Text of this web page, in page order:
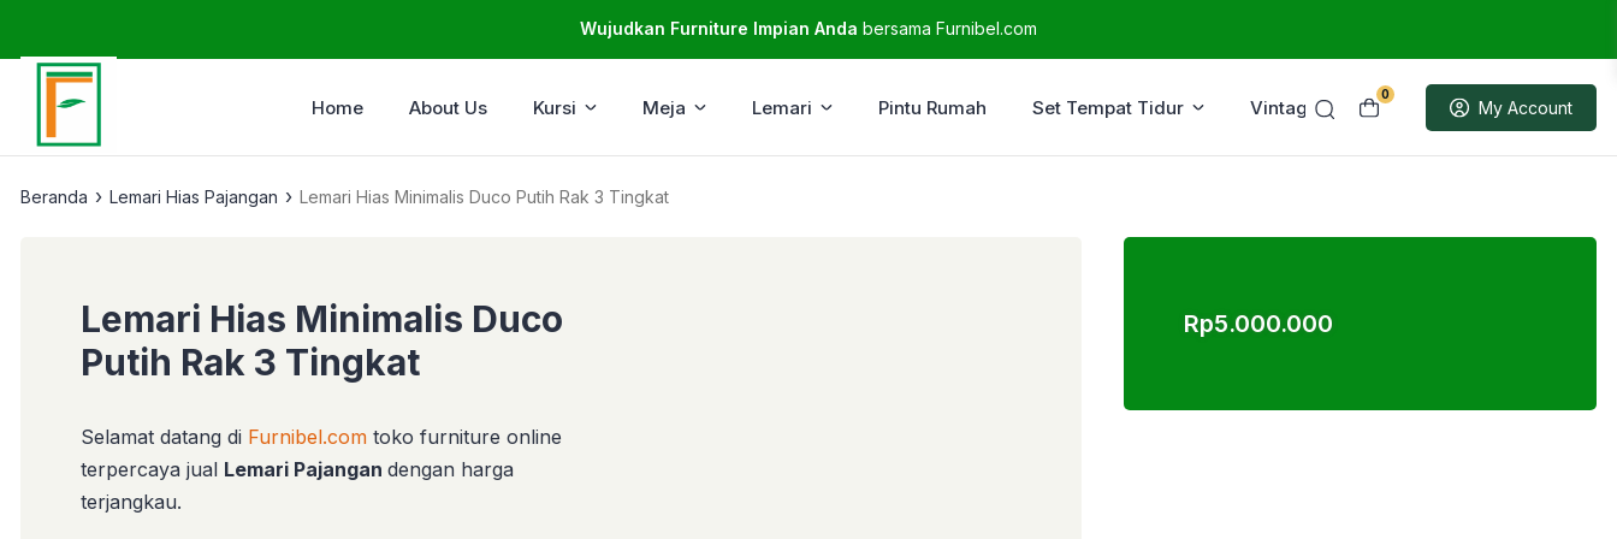
Wujudkan Furniture Impian Anda bersama Furnibel.com
0
My Account
Home About Us Kursi Meja Lemari Pintu Rumah Set Tempat Tidur Vintage Sample
Beranda › Lemari Hias Pajangan › Lemari Hias Minimalis Duco Putih Rak 3 Tingkat
Lemari Hias Minimalis Duco
Putih Rak 3 Tingkat
Selamat datang di Furnibel.com toko furniture online
terpercaya jual Lemari Pajangan dengan harga
terjangkau.
Rp5.000.000